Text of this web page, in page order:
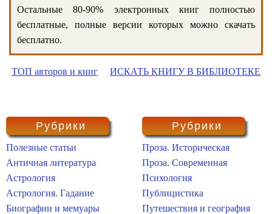
Остальные 80-90% электронных книг полностью
бесплатные, полные версии которых можно скачать
бесплатно.
ТОП авторов и книг ИСКАТЬ КНИГУ В БИБЛИОТЕКЕ
Рубрики
Полезные статьи
Античная литература
Астрология
Астрология. Гадание
Биографии и мемуары
Рубрики
Проза. Историческая
Проза. Современная
Психология
Публицистика
Путешествия и география